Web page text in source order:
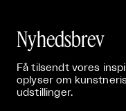
Nyhedsbrev
Få tilsendt vores
oplyser om
udstillinger.